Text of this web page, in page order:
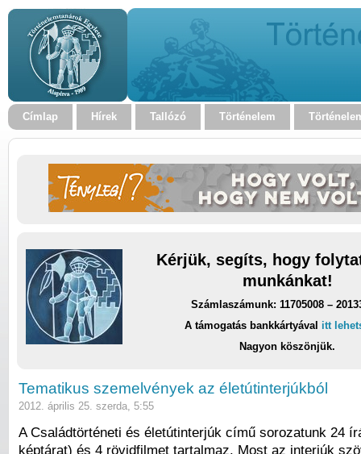
Címlap Hírek Tallózó Történelem
Kérjük, segíts, hogy
munkánkat!
Számlaszámunk: 11705008 –
A támogatás bankkártyával itt
Nagyon köszönjük.
Tematikus szemelvények az életútinterjúkból
2012. április 25. szerda, 5:55
A Családtörténeti és életútinterjúk című sorozatunk 24
képtárat) és 4 rövidfilmet tartalmaz. Most az interjúk